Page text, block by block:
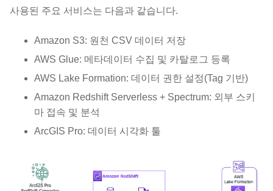
사용된 주요 서비스는 다음과 같습니다.
Amazon S3: 원천 CSV 데이터 저장
AWS Glue: 메타데이터 수집 및 카탈로그 등록
AWS Lake Formation: 데이터 권한 설정(Tag 기반)
Amazon Redshift Serverless + Spectrum: 외부 스키
마 접속 및 분석
ArcGIS Pro: 데이터 시각화 툴